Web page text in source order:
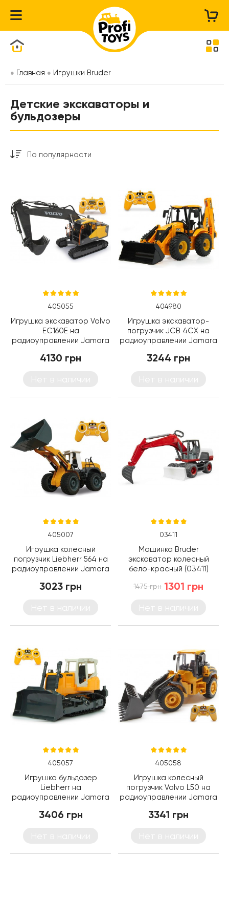
Главная Игрушки Bruder
Детские экскаваторы и
бульдозеры
405055
Игрушка экскаватор Volvo
EC160E на
радиоуправлении Jamara
4130 грн
404980
Игрушка экскаватор-
погрузчик JСB 4CX на
радиоуправлении Jamara
3244 грн
405007
Игрушка колесный
погрузчик Liebherr 564 на
радиоуправлении Jamara
3023 грн
03411
Машинка Bruder
экскаватор колесный
бело-красный (03411)
1475 грн 1301 грн
405057
Игрушка бульдозер
Liebherr на
радиоуправлении Jamara
3406 грн
405058
Игрушка колесный
погрузчик Volvo L50 на
радиоуправлении Jamara
3341 грн
Каталог товаров